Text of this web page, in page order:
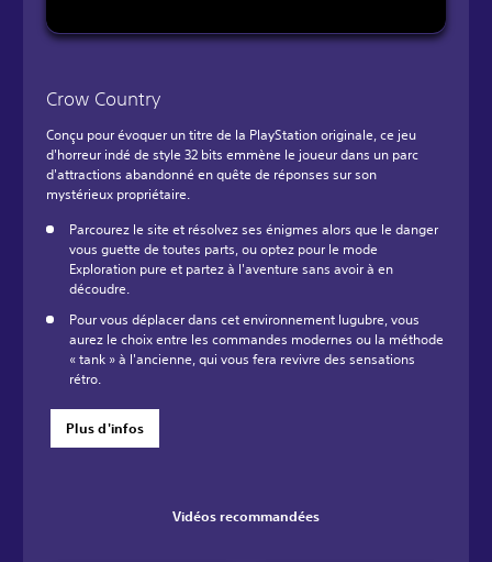
Crow Country
Conçu pour évoquer un titre de la PlayStation originale, ce jeu
d'horreur indé de style 32 bits emmène le joueur dans un parc
d'attractions abandonné en quête de réponses sur son
mystérieux propriétaire.
Parcourez le site et résolvez ses énigmes alors que le danger
vous guette de toutes parts, ou optez pour le mode
Exploration pure et partez à l'aventure sans avoir à en
découdre.
Pour vous déplacer dans cet environnement lugubre, vous
aurez le choix entre les commandes modernes ou la méthode
« tank » à l'ancienne, qui vous fera revivre des sensations
rétro.
Plus d'infos
Vidéos recommandées